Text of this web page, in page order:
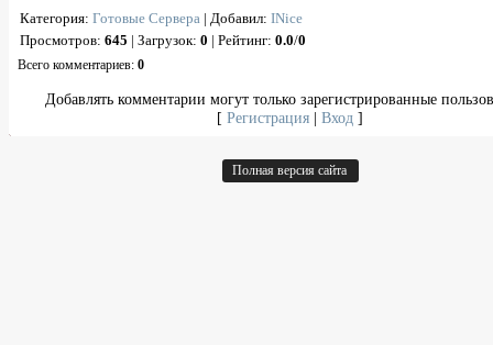
Категория: Готовые Сервера | Добавил: INice
Просмотров: 645 | Загрузок: 0 | Рейтинг: 0.0/0
Всего комментариев: 0
Добавлять комментарии могут только зарегистрированные
[ Регистрация | Вход ]
Полная версия сайта